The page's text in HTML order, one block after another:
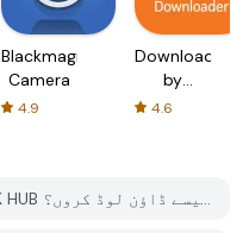
Blackmagic
Camera
4.9
Downloader
by
AFTVnews
4.6
میں Aero Control کو PGYER APK HUB سے کیسے ڈاؤن لوڈ کروں؟